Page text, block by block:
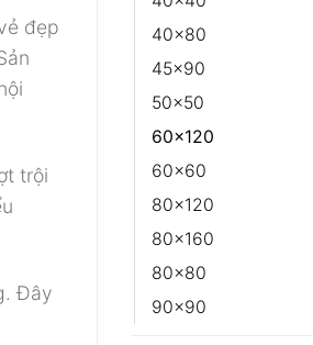
40x80
45x90
50x50
60x120
60x60
80x120
80x160
80x80
90x90
đẹp
trội
Đây